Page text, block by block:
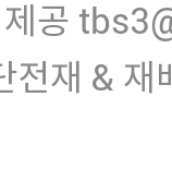
제공
재 & 재